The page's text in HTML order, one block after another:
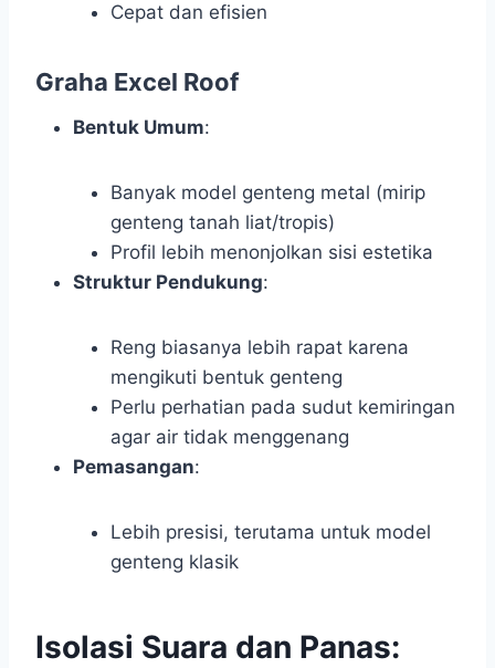
Cepat dan efisien
Graha Excel Roof
Bentuk Umum:
Banyak model genteng metal (mirip
genteng tanah liat/tropis)
Profil lebih menonjolkan sisi estetika
Struktur Pendukung:
Reng biasanya lebih rapat karena
mengikuti bentuk genteng
Perlu perhatian pada sudut kemiringan
agar air tidak menggenang
Pemasangan:
Lebih presisi, terutama untuk model
genteng klasik
Isolasi Suara dan Panas: